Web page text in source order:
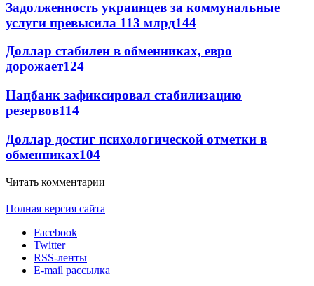
Задолженность украинцев за коммунальные
услуги превысила 113 млрд144
Доллар стабилен в обменниках, евро
дорожает124
Нацбанк зафиксировал стабилизацию
резервов114
Доллар достиг психологической отметки в
обменниках104
Читать комментарии
Полная версия сайта
Facebook
Twitter
RSS-ленты
E-mail рассылка